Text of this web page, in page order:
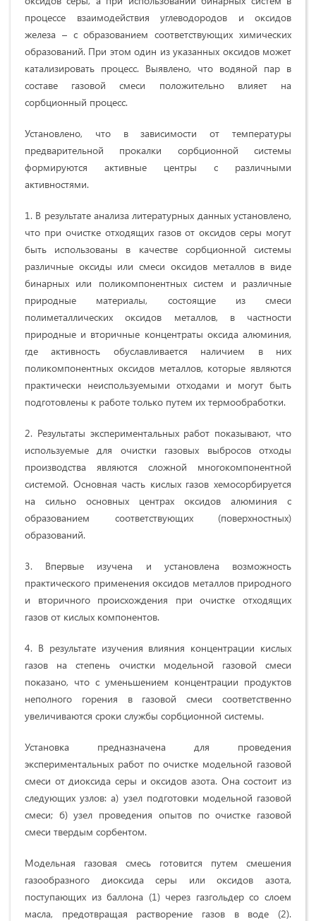
процессе взаимодействия углеводородов и оксидов
железа – с образованием соответствующих химических
образований. При этом один из указанных оксидов может
катализировать процесс. Выявлено, что водяной пар в
составе газовой смеси положительно влияет на
сорбционный процесс.
Установлено, что в зависимости от температуры
предварительной прокалки сорбционной системы
формируются активные центры с различными
активностями.
1. В результате анализа литературных данных установлено,
что при очистке отходящих газов от оксидов серы могут
быть использованы в качестве сорбционной системы
различные оксиды или смеси оксидов металлов в виде
бинарных или поликомпонентных систем и различные
природные материалы, состоящие из смеси
полиметаллических оксидов металлов, в частности
природные и вторичные концентраты оксида алюминия,
где активность обуславливается наличием в них
поликомпонентных оксидов металлов, которые являются
практически неиспользуемыми отходами и могут быть
подготовлены к работе только путем их термообработки.
2. Результаты экспериментальных работ показывают, что
используемые для очистки газовых выбросов отходы
производства являются сложной многокомпонентной
системой. Основная часть кислых газов хемосорбируется
на сильно основных центрах оксидов алюминия с
образованием соответствующих (поверхностных)
образований.
3. Впервые изучена и установлена возможность
практического применения оксидов металлов природного
и вторичного происхождения при очистке отходящих
газов от кислых компонентов.
4. В результате изучения влияния концентрации кислых
газов на степень очистки модельной газовой смеси
показано, что с уменьшением концентрации продуктов
неполного горения в газовой смеси соответственно
увеличиваются сроки службы сорбционной системы.
Установка предназначена для проведения
экспериментальных работ по очистке модельной газовой
смеси от диоксида серы и оксидов азота. Она состоит из
следующих узлов: а) узел подготовки модельной газовой
смеси; б) узел проведения опытов по очистке газовой
смеси твердым сорбентом.
Модельная газовая смесь готовится путем смешения
газообразного диоксида серы или оксидов азота,
поступающих из баллона (1) через газгольдер со слоем
масла, предотвращая растворение газов в воде (2).